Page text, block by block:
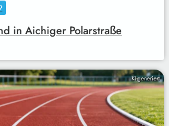
in Aichiger Polarstraße
KI-generiert